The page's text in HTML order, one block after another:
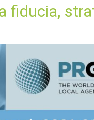
fiducia,